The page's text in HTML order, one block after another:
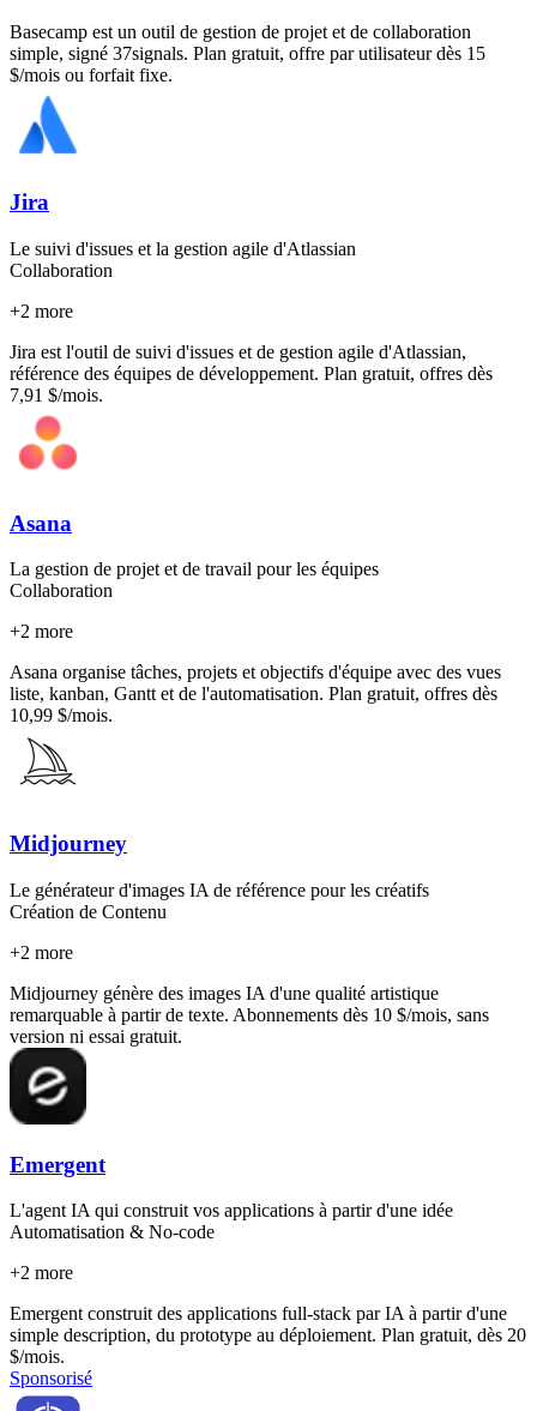
Basecamp est un outil de gestion de projet et de collaboration
simple, signé 37signals. Plan gratuit, offre par utilisateur dès 15
$/mois ou forfait fixe.
Jira
Le suivi d'issues et la gestion agile d'Atlassian
Collaboration
+2 more
Jira est l'outil de suivi d'issues et de gestion agile d'Atlassian,
référence des équipes de développement. Plan gratuit, offres dès
7,91 $/mois.
Asana
La gestion de projet et de travail pour les équipes
Collaboration
+2 more
Asana organise tâches, projets et objectifs d'équipe avec des vues
liste, kanban, Gantt et de l'automatisation. Plan gratuit, offres dès
10,99 $/mois.
Midjourney
Le générateur d'images IA de référence pour les créatifs
Création de Contenu
+2 more
Midjourney génère des images IA d'une qualité artistique
remarquable à partir de texte. Abonnements dès 10 $/mois, sans
version ni essai gratuit.
Emergent
L'agent IA qui construit vos applications à partir d'une idée
Automatisation & No-code
+2 more
Emergent construit des applications full-stack par IA à partir d'une
simple description, du prototype au déploiement. Plan gratuit, dès 20
$/mois.
Sponsorisé